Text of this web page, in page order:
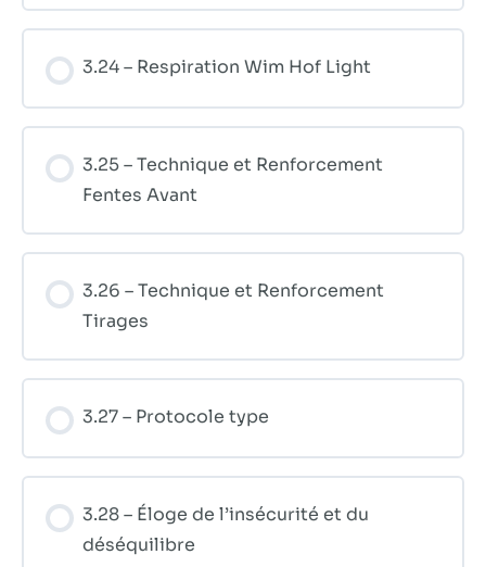
3.24 – Respiration Wim Hof Light
3.25 – Technique et Renforcement
Fentes Avant
3.26 – Technique et Renforcement
Tirages
3.27 – Protocole type
3.28 – Éloge de l’insécurité et du
déséquilibre